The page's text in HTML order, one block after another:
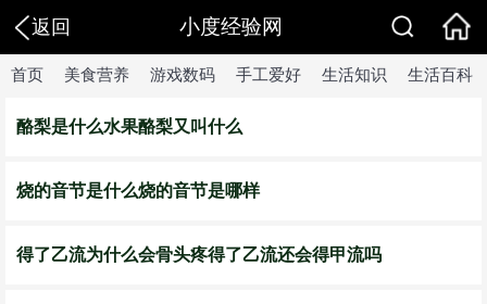
返回 小度经验网
首页 美食营养 游戏数码 手工爱好 生活知识 生活百科
酪梨是什么水果酪梨又叫什么
烧的音节是什么烧的音节是哪样
得了乙流为什么会骨头疼得了乙流还会得甲流吗